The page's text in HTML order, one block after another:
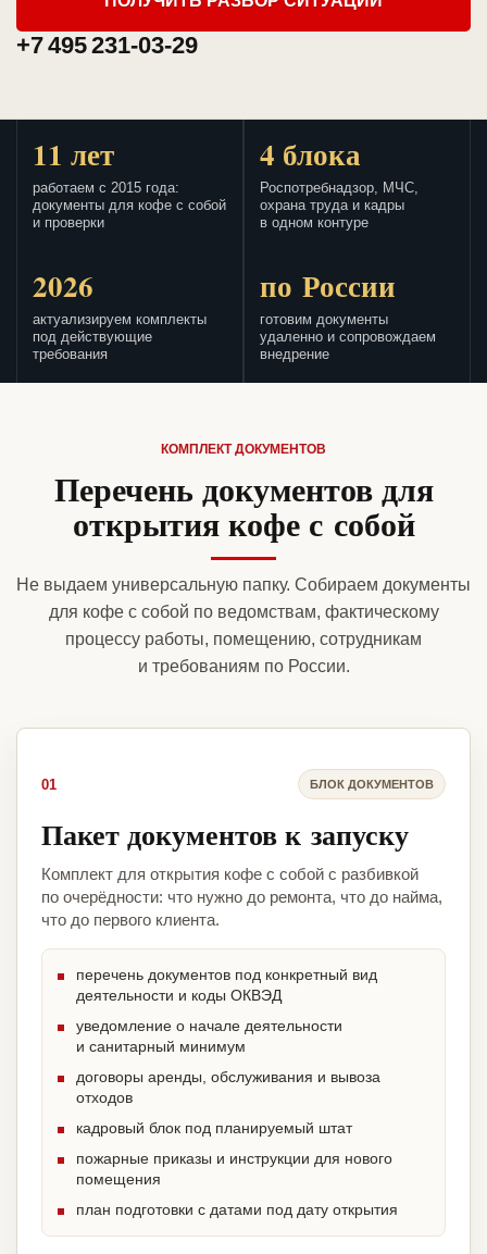
+7 495 231-03-29
11 лет
работаем с 2015 года:
документы для кофе с собой
и проверки
4 блока
Роспотребнадзор, МЧС,
охрана труда и кадры
в одном контуре
2026
актуализируем комплекты
под действующие
требования
по России
готовим документы
удаленно и сопровождаем
внедрение
КОМПЛЕКТ ДОКУМЕНТОВ
Перечень документов для
открытия кофе с собой
Не выдаем универсальную папку. Собираем документы
для кофе с собой по ведомствам, фактическому
процессу работы, помещению, сотрудникам
и требованиям по России.
01 БЛОК ДОКУМЕНТОВ
Пакет документов к запуску
Комплект для открытия кофе с собой с разбивкой
по очерёдности: что нужно до ремонта, что до найма,
что до первого клиента.
перечень документов под конкретный вид
деятельности и коды ОКВЭД
уведомление о начале деятельности
и санитарный минимум
договоры аренды, обслуживания и вывоза
отходов
кадровый блок под планируемый штат
пожарные приказы и инструкции для нового
помещения
план подготовки с датами под дату открытия